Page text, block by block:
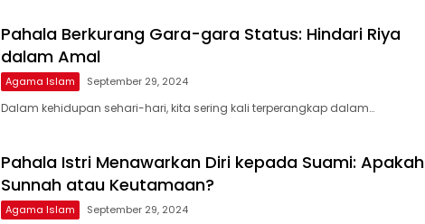
Pahala Berkurang Gara-gara Status: Hindari Riya
dalam Amal
Agama Islam September 29, 2024
Dalam kehidupan sehari-hari, kita sering kali terperangkap dalam…
Pahala Istri Menawarkan Diri kepada Suami: Apakah
Sunnah atau Keutamaan?
Agama Islam September 29, 2024